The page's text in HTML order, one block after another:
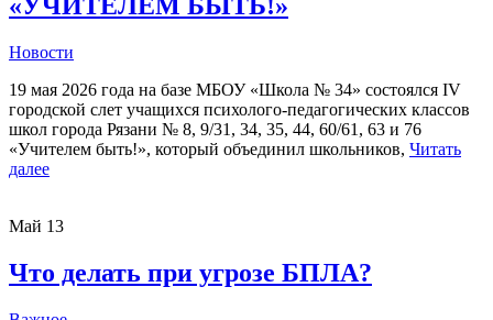
Новости
19 мая 2026 года на базе МБОУ «Школа № 34» состоялся IV
городской слет учащихся психолого-педагогических классов
школ города Рязани № 8, 9/31, 34, 35, 44, 60/61, 63 и 76
«Учителем быть!», который объединил школьников, Читать
далее
Май 13
Что делать при угрозе БПЛА?